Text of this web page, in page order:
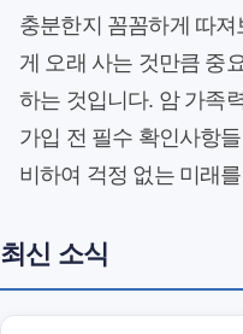
충분한지 꼼꼼하게 따
게 오래 사는 것만큼 중
하는 것입니다. 암 가족
가입 전 필수 확인사항
비하여 걱정 없는 미래
최신 소식